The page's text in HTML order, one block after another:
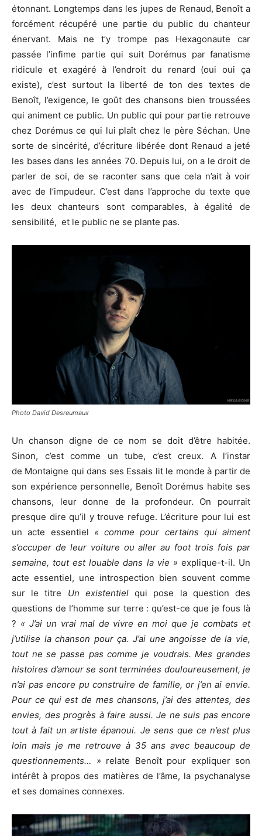
étonnant. Longtemps dans les jupes de Renaud, Benoît a
forcément récupéré une partie du public du chanteur
énervant. Mais ne t’y trompe pas Hexagonaute car
passée l’infime partie qui suit Dorémus par fanatisme
ridicule et exagéré à l’endroit du renard (oui oui ça
existe), c’est surtout la liberté de ton des textes de
Benoît, l’exigence, le goût des chansons bien troussées
qui animent ce public. Un public qui pour partie retrouve
chez Dorémus ce qui lui plaît chez le père Séchan. Une
sorte de sincérité, d’écriture libérée dont Renaud a jeté
les bases dans les années 70. Depuis lui, on a le droit de
parler de soi, de se raconter sans que cela n’ait à voir
avec de l’impudeur. C’est dans l’approche du texte que
les deux chanteurs sont comparables, à égalité de
sensibilité, et le public ne se plante pas.
Photo David Desreumaux
Un chanson digne de ce nom se doit d’être habitée.
Sinon, c’est comme un tube, c’est creux. A l’instar
de Montaigne qui dans ses Essais lit le monde à partir de
son expérience personnelle, Benoît Dorémus habite ses
chansons, leur donne de la profondeur. On pourrait
presque dire qu’il y trouve refuge. L’écriture pour lui est
un acte essentiel « comme pour certains qui aiment
s’occuper de leur voiture ou aller au foot trois fois par
semaine, tout est louable dans la vie » explique-t-il. Un
acte essentiel, une introspection bien souvent comme
sur le titre Un existentielqui pose la question des
questions de l’homme sur terre : qu’est-ce que je fous là
? « J’ai un vrai mal de vivre en moi que je combats et
j’utilise la chanson pour ça. J’ai une angoisse de la vie,
tout ne se passe pas comme je voudrais. Mes grandes
histoires d’amour se sont terminées douloureusement, je
n’ai pas encore pu construire de famille, or j’en ai envie.
Pour ce qui est de mes chansons, j’ai des attentes, des
envies, des progrès à faire aussi. Je ne suis pas encore
tout à fait un artiste épanoui. Je sens que ce n’est plus
loin mais je me retrouve à 35 ans avec beaucoup de
questionnements… » relate Benoît pour expliquer son
intérêt à propos des matières de l’âme, la psychanalyse
et ses domaines connexes.